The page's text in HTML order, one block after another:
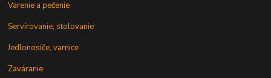
Varenie a pečenie
Servírovanie, stolovanie
Jedlonosiče, varnice
Zaváranie